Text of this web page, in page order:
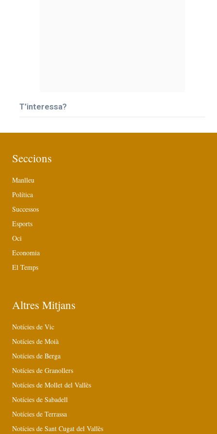
T’interessa?
Seccions
Manlleu
Política
Successos
Esports
Oci
Economia
El Temps
Altres Mitjans
Notícies de Vic
Notícies de Moià
Notícies de Berga
Notícies de Granollers
Notícies de Mollet del Vallès
Notícies de Sabadell
Notícies de Terrassa
Notícies de Sant Cugat del Vallès